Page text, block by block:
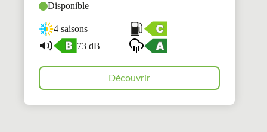
Disponible
4 saisons
73 dB
Découvrir